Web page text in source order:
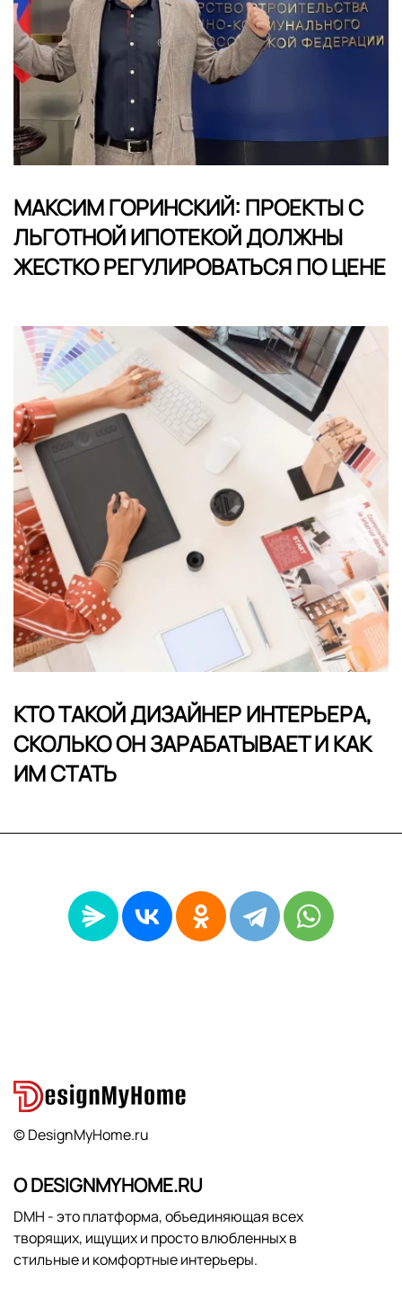
МАКСИМ ГОРИНСКИЙ: ПРОЕКТЫ С
ЛЬГОТНОЙ ИПОТЕКОЙ ДОЛЖНЫ
ЖЕСТКО РЕГУЛИРОВАТЬСЯ ПО ЦЕНЕ
КТО ТАКОЙ ДИЗАЙНЕР ИНТЕРЬЕРА,
СКОЛЬКО ОН ЗАРАБАТЫВАЕТ И КАК
ИМ СТАТЬ
© DesignMyHome.ru
О DESIGNMYHOME.RU
DMH - это платформа, объединяющая всех
творящих, ищущих и просто влюбленных в
стильные и комфортные интерьеры.